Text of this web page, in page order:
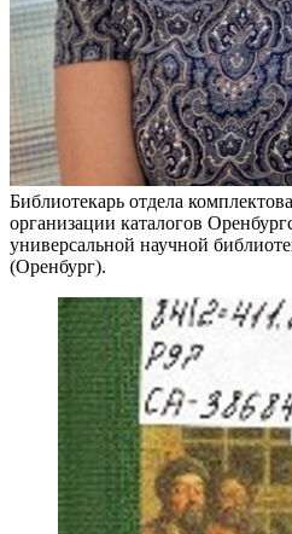
Библиотекарь отдела
организации каталогов
универсальной научной
(Оренбург).